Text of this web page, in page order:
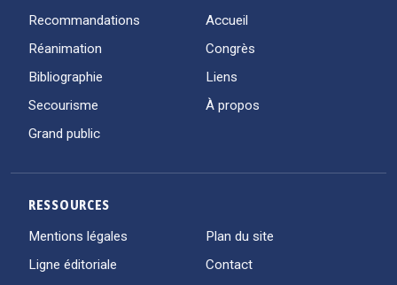
Recommandations
Réanimation
Bibliographie
Secourisme
Grand public
Accueil
Congrès
Liens
À propos
RESSOURCES
Mentions légales
Ligne éditoriale
Plan du site
Contact